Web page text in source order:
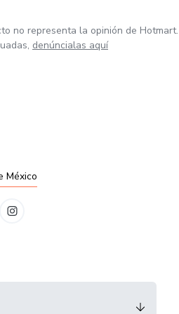
no representa la opinión de Hotmart.
denúncialas aquí
México